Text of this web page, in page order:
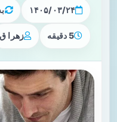
۱۴۰۵/۰۳/۲۴
5 دقیقه زهرا ق